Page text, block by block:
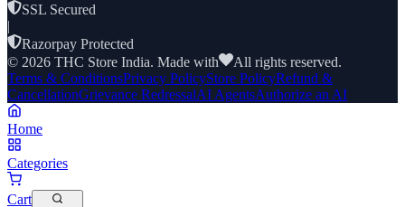
SSL Secured
|
Razorpay Protected
© 2026 THC Store India. Made with
All rights reserved.
Terms & ConditionsPrivacy PolicyStore PolicyRefund &
CancellationGrievance RedressalAI AgentsAuthorize an AI
Home
Categories
Cart